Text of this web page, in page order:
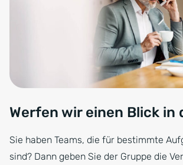
Werfen wir einen Blick in
Sie haben Teams, die für bestimmte
sind? Dann geben Sie der Gruppe die